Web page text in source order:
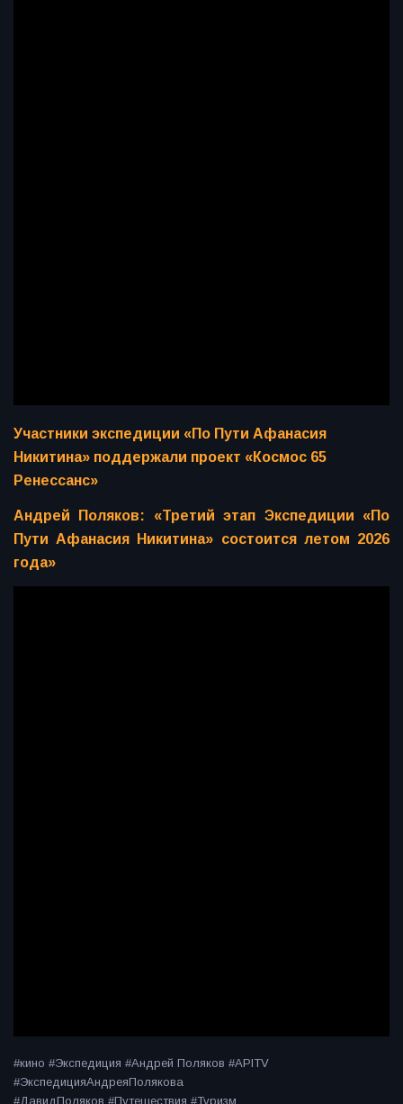
Участники экспедиции «По Пути Афанасия
Никитина» поддержали проект «Космос 65
Ренессанс»
Андрей Поляков: «Третий этап Экспедиции «По
Пути Афанасия Никитина» состоится летом 2026
года»
#кино #Экспедиция #Андрей Поляков #APITV
#ЭкспедицияАндреяПолякова
#ДавидПоляков #Путешествия #Туризм